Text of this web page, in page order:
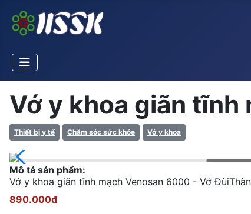
Vớ y khoa giãn
Thiết bị y tế Chăm sóc sức khỏe Vớ y khoa
Mô tả sản phẩm:
Vớ y khoa giãn tĩnh mạch Venosan 6000 - Vớ
890.000đ